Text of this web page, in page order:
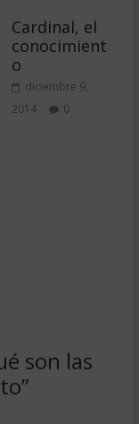
Cardinal, el
conocimient
o
diciembre 9,
2014
0
son las
”